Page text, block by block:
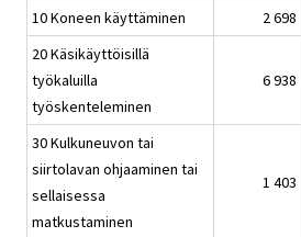
10 Koneen käyttäminen 2 698
20 Käsikäyttöisillä
työkaluilla
työskenteleminen
6 938
30 Kulkuneuvon tai
siirtolavan ohjaaminen tai
sellaisessa
matkustaminen
1 403